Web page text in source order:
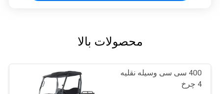
محصولات بالا
400 سی سی وسیله نقلیه
4 چرخ